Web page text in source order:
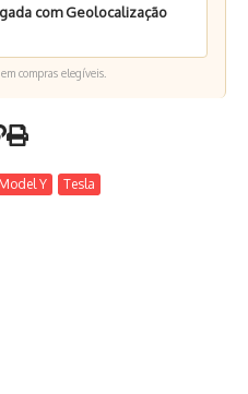
com Geolocalização
compras elegíveis.
Model Y Tesla